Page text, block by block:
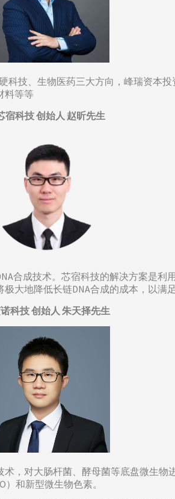
科技、生物医药三大方向，峰瑞资本
料等等
宿科技 创始人 赵昕先生
合成技术。芯宿科技的解决方案是利
地降低长链DNA合成的成本，以满
科技 创始人 朱天择先生
，对大肠杆菌、酵母菌等底盘微生
和新型微生物色素。